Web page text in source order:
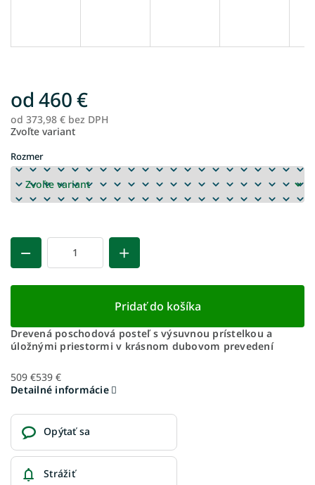
od460 €
od 373,98 € bez DPH
Zvoľte variant
Rozmer
Pridať do košíka
Drevená poschodová posteľ s výsuvnou prístelkou a
úložnými priestormi v krásnom dubovom prevedení
509 €539 €
Detailné informácie
Opýtať sa
Strážiť